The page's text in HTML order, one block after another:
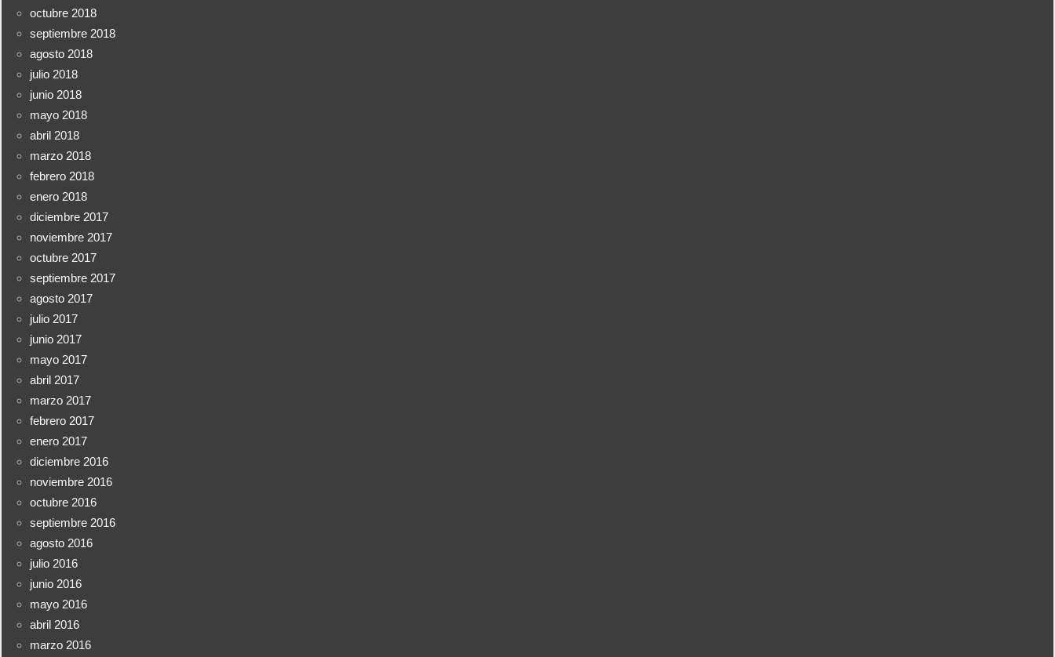
octubre 2018
septiembre 2018
agosto 2018
julio 2018
junio 2018
mayo 2018
abril 2018
marzo 2018
febrero 2018
enero 2018
diciembre 2017
noviembre 2017
octubre 2017
septiembre 2017
agosto 2017
julio 2017
junio 2017
mayo 2017
abril 2017
marzo 2017
febrero 2017
enero 2017
diciembre 2016
noviembre 2016
octubre 2016
septiembre 2016
agosto 2016
julio 2016
junio 2016
mayo 2016
abril 2016
marzo 2016